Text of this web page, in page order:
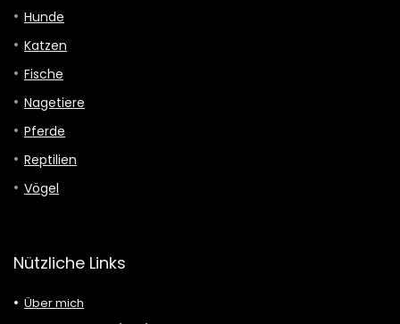
Hunde
Katzen
Fische
Nagetiere
Pferde
Reptilien
Vögel
Nützliche Links
Über mich